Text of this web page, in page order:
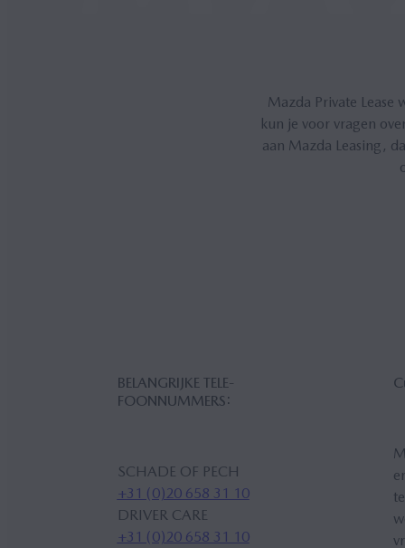
Mazda Private Lease
kun je voor vragen
aan Mazda Leasing,
BE­LANG­RIJ­KE TE­LE­
FOON­NUM­MERS:
SCHADE OF PECH
+31 (0)20 658 31 10
DRIVER CARE
+31 (0)20 658 31 10